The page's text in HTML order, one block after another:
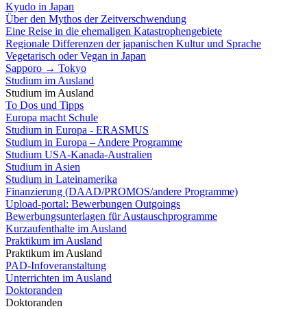
Kyudo in Japan
Über den Mythos der Zeitverschwendung
Eine Reise in die ehemaligen Katastrophengebiete
Regionale Differenzen der japanischen Kultur und Sprache
Vegetarisch oder Vegan in Japan
Sapporo → Tokyo
Studium im Ausland
Studium im Ausland
To Dos und Tipps
Europa macht Schule
Studium in Europa - ERASMUS
Studium in Europa – Andere Programme
Studium USA-Kanada-Australien
Studium in Asien
Studium in Lateinamerika
Finanzierung (DAAD/PROMOS/andere Programme)
Upload-portal: Bewerbungen Outgoings
Bewerbungsunterlagen für Austauschprogramme
Kurzaufenthalte im Ausland
Praktikum im Ausland
Praktikum im Ausland
PAD-Infoveranstaltung
Unterrichten im Ausland
Doktoranden
Doktoranden